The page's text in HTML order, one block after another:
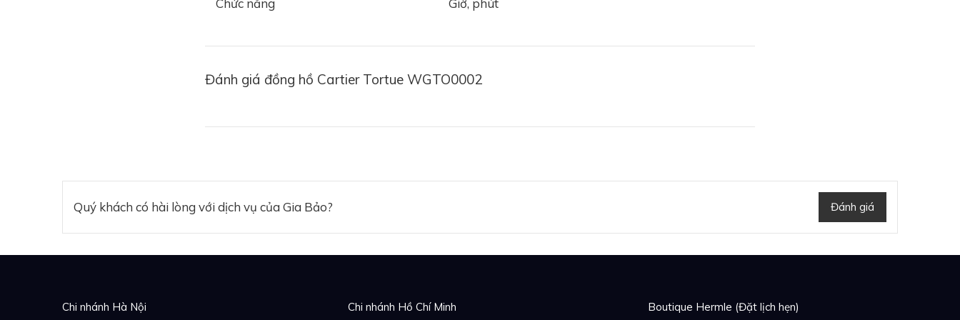
Chức năng Giờ, phút
Đánh giá đồng hồ Cartier Tortue WGTO0002
Quý khách có hài lòng với dịch vụ của Gia Bảo? Đánh giá
Chi nhánh Hà Nội Chi nhánh Hồ Chí Minh Boutique Hermle (Đặt lịch hẹn)